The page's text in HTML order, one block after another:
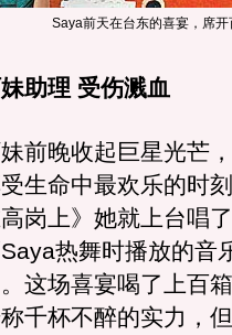
Saya前天在台东的喜宴，席开
助理 受伤溅血
晚收起巨星光芒，
生命中最欢乐的时
高岗上》她就上台唱
热舞时播放的音
这场喜宴喝了上百
千杯不醉的实力，